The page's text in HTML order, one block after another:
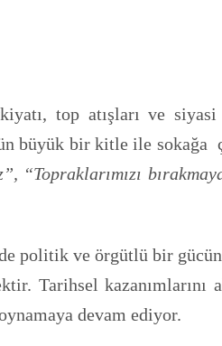
top atışları ve
büyük bir kitle ile sokağa
“Topraklarımızı
politik ve örgütlü bir
Tarihsel kazanımlarını
devam ediyor.